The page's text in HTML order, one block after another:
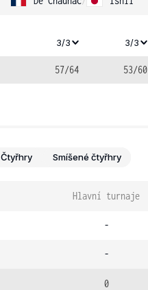
3/3 3/3
57/64 53/60
Čtyřhry Smíšené čtyřhry
Hlavní turnaje
-
-
0